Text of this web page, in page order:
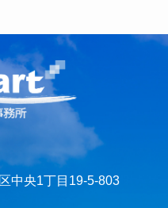
中央1丁目19-5-803